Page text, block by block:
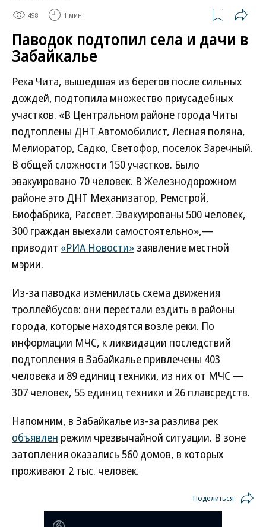
498 1 мин.
Паводок подтопил села и дачи в
Забайкалье
Река Чита, вышедшая из берегов после сильных
дождей, подтопила множество приусадебных
участков. «В Центральном районе города Читы
подтоплены ДНТ Автомобилист, Лесная поляна,
Мелиоратор, Садко, Светофор, поселок Заречный.
В общей сложности 150 участков. Было
эвакуировано 70 человек. В Железнодорожном
районе это ДНТ Механизатор, Ремстрой,
Биофабрика, Рассвет. Эвакуированы 500 человек,
300 граждан выехали самостоятельно»,—
приводит «РИА Новости» заявление местной
мэрии.
Из-за паводка изменилась схема движения
троллейбусов: они перестали ездить в районы
города, которые находятся возле реки. По
информации МЧС, к ликвидации последствий
подтопления в Забайкалье привлечены 403
человека и 89 единиц техники, из них от МЧС —
307 человек, 55 единиц техники и 26 плавсредств.
Напомним, в Забайкалье из-за разлива рек
объявлен режим чрезвычайной ситуации. В зоне
затопления оказались 560 домов, в которых
проживают 2 тыс. человек.
Поделиться